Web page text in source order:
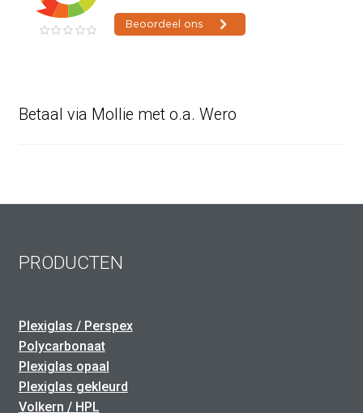
Betaal via Mollie met o.a. Wero
PRODUCTEN
Plexiglas / Perspex
Polycarbonaat
Plexiglas opaal
Plexiglas gekleurd
Volkern / HPL